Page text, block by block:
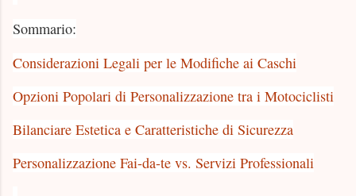
Sommario:
Considerazioni Legali per le Modifiche ai Caschi
Opzioni Popolari di Personalizzazione tra i Motociclisti
Bilanciare Estetica e Caratteristiche di Sicurezza
Personalizzazione Fai-da-te vs. Servizi Professionali